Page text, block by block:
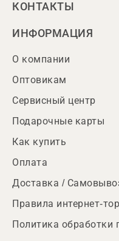
КОНТАКТЫ
ИНФОРМАЦИЯ
О компании
Оптовикам
Сервисный центр
Подарочные карты
Как купить
Оплата
Доставка /
Правила интернет-
Политика обработки